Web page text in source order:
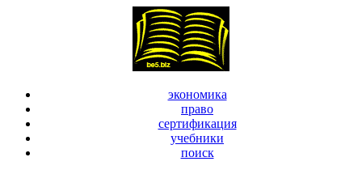
экономика
право
сертификация
учебники
поиск